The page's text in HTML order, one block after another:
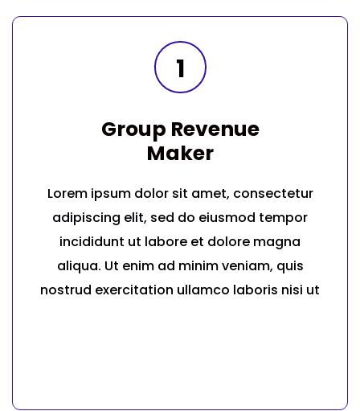
1
Group Revenue
Maker
Lorem ipsum dolor sit amet, consectetur
adipiscing elit, sed do eiusmod tempor
incididunt ut labore et dolore magna
aliqua. Ut enim ad minim veniam, quis
nostrud exercitation ullamco laboris nisi ut